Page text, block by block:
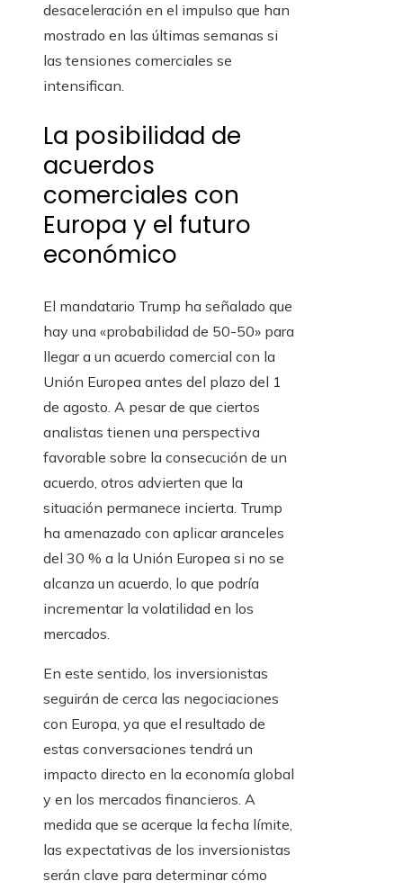
desaceleración en el impulso que han
mostrado en las últimas semanas si
las tensiones comerciales se
intensifican.
La posibilidad de
acuerdos
comerciales con
Europa y el futuro
económico
El mandatario Trump ha señalado que
hay una «probabilidad de 50-50» para
llegar a un acuerdo comercial con la
Unión Europea antes del plazo del 1
de agosto. A pesar de que ciertos
analistas tienen una perspectiva
favorable sobre la consecución de un
acuerdo, otros advierten que la
situación permanece incierta. Trump
ha amenazado con aplicar aranceles
del 30 % a la Unión Europea si no se
alcanza un acuerdo, lo que podría
incrementar la volatilidad en los
mercados.
En este sentido, los inversionistas
seguirán de cerca las negociaciones
con Europa, ya que el resultado de
estas conversaciones tendrá un
impacto directo en la economía global
y en los mercados financieros. A
medida que se acerque la fecha límite,
las expectativas de los inversionistas
serán clave para determinar cómo